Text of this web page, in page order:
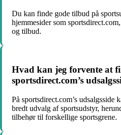
Du kan finde gode tilbud på
hjemmesider som
og tilbud.
Hvad kan jeg forvente at
sportsdirect.com’s
På sportsdirect.com’s udsalgsside
bredt udvalg af sportsudstyr,
tilbehør til forskellige sportsgrene.